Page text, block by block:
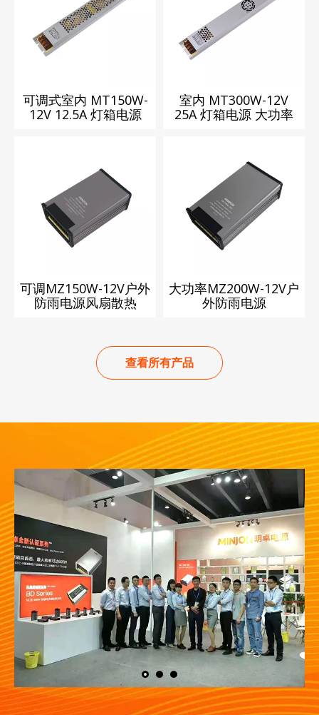
可调式室内 MT150W-
12V 12.5A 灯箱电源
室内 MT300W-12V
25A 灯箱电源 大功率
可调MZ150W-12V户外
防雨电源风扇散热
大功率MZ200W-12V户
外防雨电源
查看所有产品